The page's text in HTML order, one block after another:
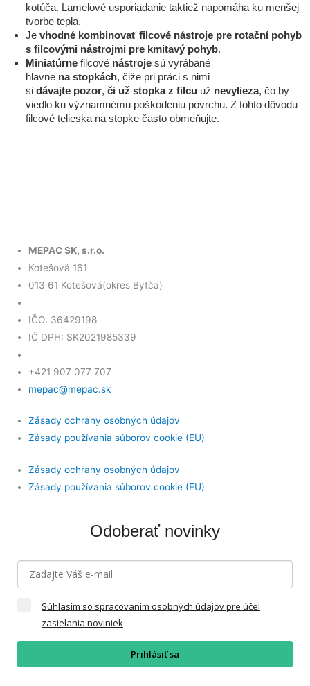
kotúča. Lamelové usporiadanie taktiež napomáha ku menšej
tvorbe tepla.
Jevhodné kombinovať filcové nástroje pre rotační pohyb
s filcovými nástrojmi pre kmitavý pohyb.
Miniatúrne filcové nástroje sú vyrábané
hlavne na stopkách, čiže pri práci s nimi
sidávajte pozor,či už stopka z filcu už nevylieza, čo by
viedlo ku významnému poškodeniu povrchu. Z tohto dôvodu
filcové telieska na stopke často obmeňujte.
MEPAC SK, s.r.o.
Kotešová 161
013 61 Kotešová(okres Bytča)
IČO: 36429198
IČ DPH: SK2021985339
+421 907 077 707
mepac@mepac.sk
Zásady ochrany osobných údajov
Zásady používania súborov cookie (EU)
Zásady ochrany osobných údajov
Zásady používania súborov cookie (EU)
Odoberať novinky
Súhlasím so spracovaním osobných údajov pre účel
zasielania noviniek
Prihlásiť sa